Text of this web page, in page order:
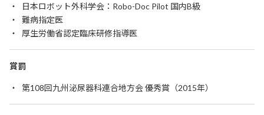
日本ロボット外科学会：Robo-Doc Pilot 国内B級
難病指定医
厚生労働省認定臨床研修指導医
賞罰
第108回九州泌尿器科連合地方会 優秀賞（2015年）